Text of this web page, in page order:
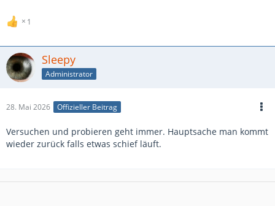
1
Sleepy
Administrator
28. Mai 2026 Offizieller Beitrag
Versuchen und probieren geht immer. Hauptsache man kommt
wieder zurück falls etwas schief läuft.